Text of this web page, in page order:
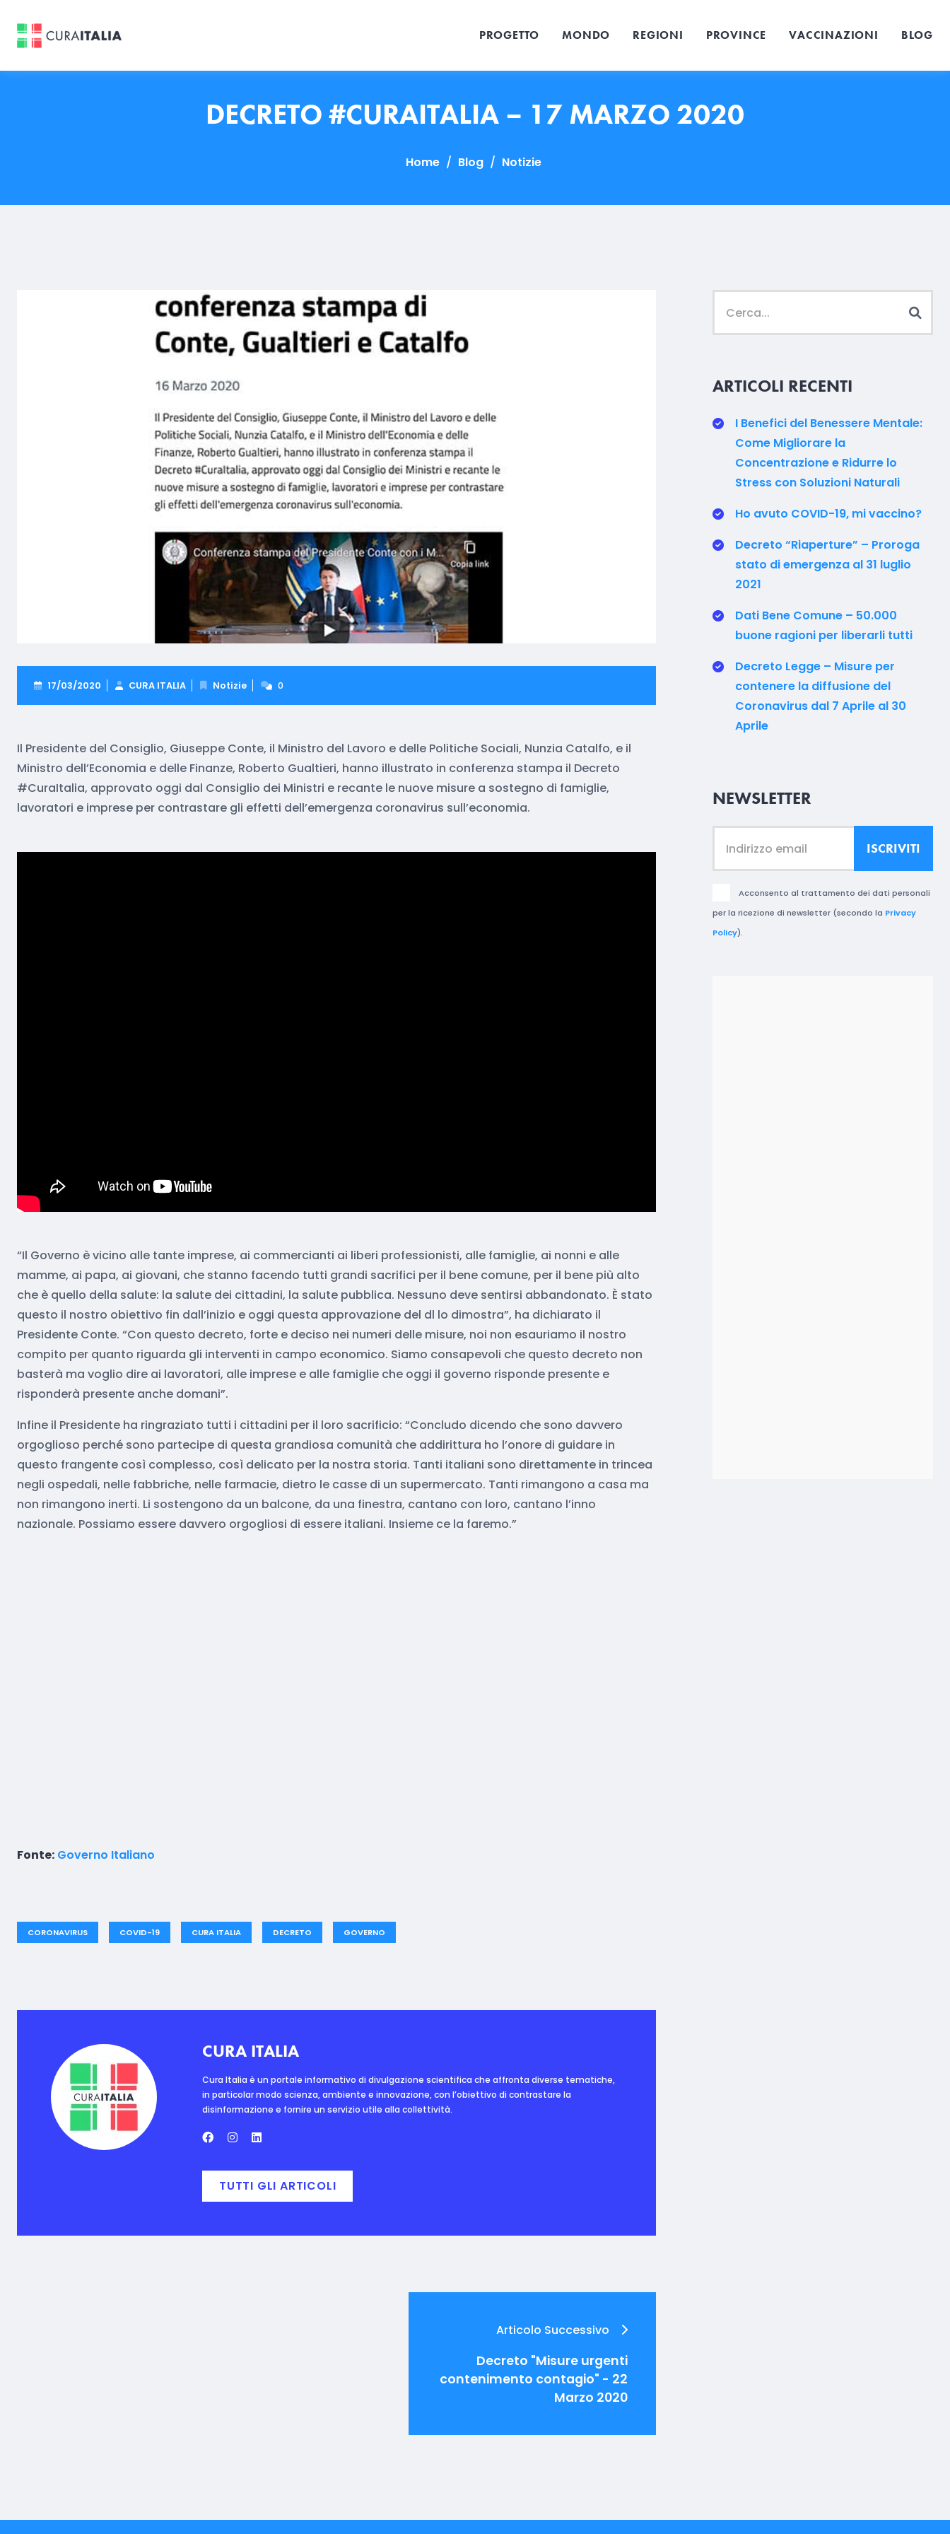
PROGETTO MONDO REGIONI PROVINCE VACCINAZIONI BLOG
DECRETO #CURAITALIA – 17 MARZO 2020
Home / Blog / Notizie
17/03/2020 CURA ITALIA Notizie 0
Il Presidente del Consiglio, Giuseppe Conte, il Ministro del Lavoro e delle Politiche Sociali, Nunzia Catalfo, e il
Ministro dell’Economia e delle Finanze, Roberto Gualtieri, hanno illustrato in conferenza stampa il Decreto
#CuraItalia, approvato oggi dal Consiglio dei Ministri e recante le nuove misure a sostegno di famiglie,
lavoratori e imprese per contrastare gli effetti dell’emergenza coronavirus sull’economia.
“Il Governo è vicino alle tante imprese, ai commercianti ai liberi professionisti, alle famiglie, ai nonni e alle
mamme, ai papa, ai giovani, che stanno facendo tutti grandi sacrifici per il bene comune, per il bene più alto
che è quello della salute: la salute dei cittadini, la salute pubblica. Nessuno deve sentirsi abbandonato. È stato
questo il nostro obiettivo fin dall’inizio e oggi questa approvazione del dl lo dimostra”, ha dichiarato il
Presidente Conte. “Con questo decreto, forte e deciso nei numeri delle misure, noi non esauriamo il nostro
compito per quanto riguarda gli interventi in campo economico. Siamo consapevoli che questo decreto non
basterà ma voglio dire ai lavoratori, alle imprese e alle famiglie che oggi il governo risponde presente e
risponderà presente anche domani”.
Infine il Presidente ha ringraziato tutti i cittadini per il loro sacrificio: “Concludo dicendo che sono davvero
orgoglioso perché sono partecipe di questa grandiosa comunità che addirittura ho l’onore di guidare in
questo frangente così complesso, così delicato per la nostra storia. Tanti italiani sono direttamente in trincea
negli ospedali, nelle fabbriche, nelle farmacie, dietro le casse di un supermercato. Tanti rimangono a casa ma
non rimangono inerti. Li sostengono da un balcone, da una finestra, cantano con loro, cantano l’inno
nazionale. Possiamo essere davvero orgogliosi di essere italiani. Insieme ce la faremo.”
Fonte: Governo Italiano
CORONAVIRUS COVID-19 CURA ITALIA DECRETO GOVERNO
CURA ITALIA
Cura Italia è un portale informativo di divulgazione scientifica che affronta diverse tematiche,
in particolar modo scienza, ambiente e innovazione, con l’obiettivo di contrastare la
disinformazione e fornire un servizio utile alla collettività.
TUTTI GLI ARTICOLI
Articolo Successivo
Decreto "Misure urgenti
contenimento contagio" - 22
Marzo 2020
ARTICOLI RECENTI
I Benefici del Benessere Mentale:
Come Migliorare la
Concentrazione e Ridurre lo
Stress con Soluzioni Naturali
Ho avuto COVID-19, mi vaccino?
Decreto “Riaperture” – Proroga
stato di emergenza al 31 luglio
2021
Dati Bene Comune – 50.000
buone ragioni per liberarli tutti
Decreto Legge – Misure per
contenere la diffusione del
Coronavirus dal 7 Aprile al 30
Aprile
NEWSLETTER
Acconsento al trattamento dei dati personali
per la ricezione di newsletter (secondo la Privacy
Policy).